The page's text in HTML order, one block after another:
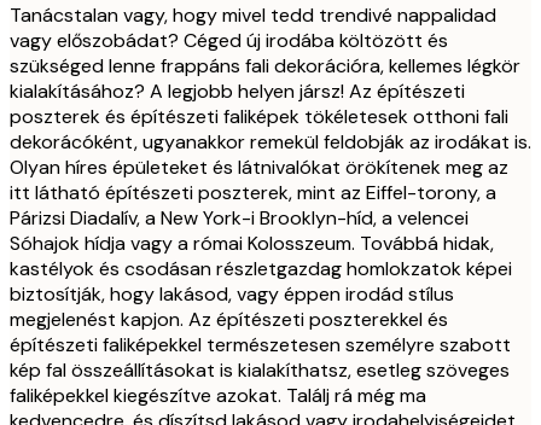
Tanácstalan vagy, hogy mivel tedd trendivé nappalidad
vagy előszobádat? Céged új irodába költözött és
szükséged lenne frappáns fali dekorációra, kellemes légkör
kialakításához? A legjobb helyen jársz! Az építészeti
poszterek és építészeti faliképek tökéletesek otthoni fali
dekorácóként, ugyanakkor remekül feldobják az irodákat is.
Olyan híres épületeket és látnivalókat örökítenek meg az
itt látható építészeti poszterek, mint az Eiffel-torony, a
Párizsi Diadalív, a New York-i Brooklyn-híd, a velencei
Sóhajok hídja vagy a római Kolosszeum. Továbbá hidak,
kastélyok és csodásan részletgazdag homlokzatok képei
biztosítják, hogy lakásod, vagy éppen irodád stílus
megjelenést kapjon. Az építészeti poszterekkel és
építészeti faliképekkel természetesen személyre szabott
kép fal összeállításokat is kialakíthatsz, esetleg szöveges
faliképekkel kiegészítve azokat. Találj rá még ma